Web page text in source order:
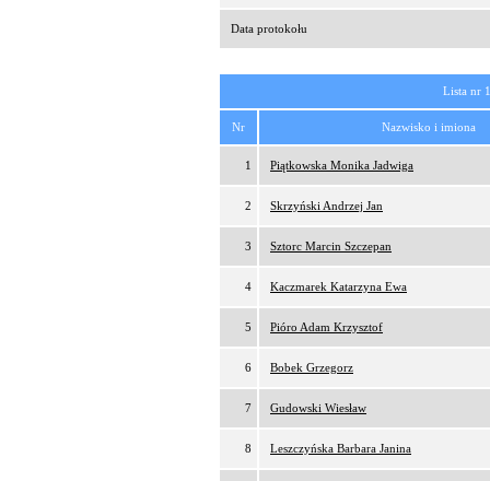
Data protokołu
Lista nr
Nr Nazwisko i imiona
1 Piątkowska Monika Jadwiga
2 Skrzyński Andrzej Jan
3 Sztorc Marcin Szczepan
4 Kaczmarek Katarzyna Ewa
5 Pióro Adam Krzysztof
6 Bobek Grzegorz
7 Gudowski Wiesław
8 Leszczyńska Barbara Janina